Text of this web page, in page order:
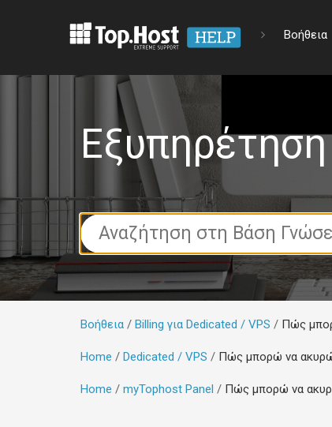
Βοήθεια
Search
For
Βοήθεια Billing για Dedicated / VPS Πώς
Home Dedicated / VPS Πώς μπορώ να
Home myTophost Panel Πώς μπορώ να